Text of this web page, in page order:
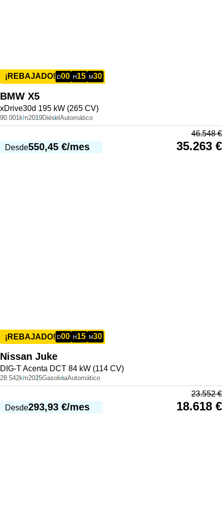
¡REBAJADO! D00 H15 M30
BMW X5
xDrive30d 195 kW (265 CV)
90.001km2019DiéselAutomático
Desde550,45 €/mes
46.548€
35.263 €
¡REBAJADO! D00 H15 M30
Nissan Juke
DIG-T Acenta DCT 84 kW (114 CV)
28.542km2025GasolinaAutomático
Desde293,93 €/mes
23.552€
18.618 €